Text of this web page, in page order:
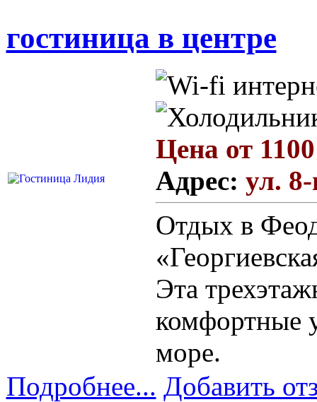
гостиница в центре
Цена от
Адрес: ул.
Отдых в
Эта
комфортные
море.
Подробнее... Добавить